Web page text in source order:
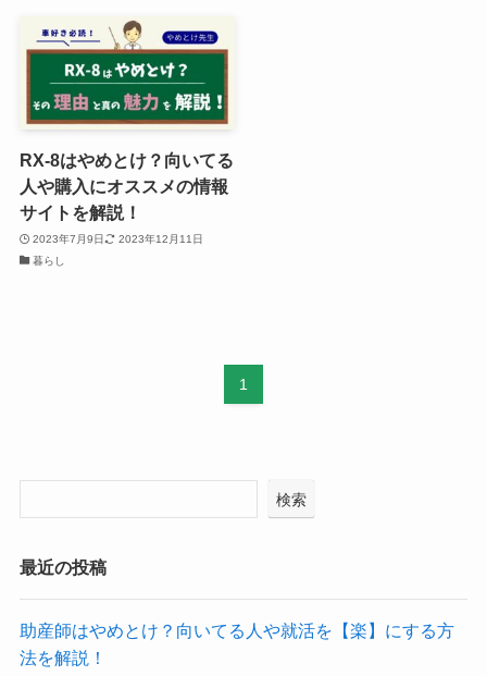
RX-8はやめとけ？向いてる
人や購入にオススメの情報
サイトを解説！
2023年7月9日
2023年12月11日
暮らし
1
検索
最近の投稿
助産師はやめとけ？向いてる人や就活を【楽】にする方
法を解説！